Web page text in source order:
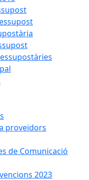
proveïdors
de Comunicació
2023